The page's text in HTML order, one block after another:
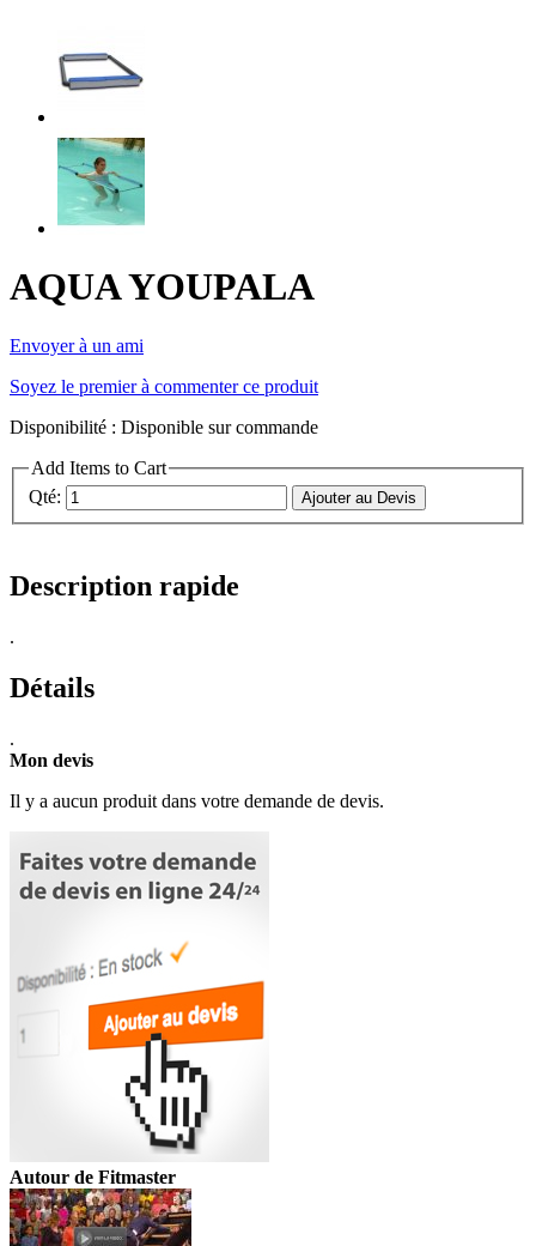
AQUA YOUPALA
Envoyer à un ami
Soyez le premier à commenter ce produit
Disponibilité : Disponible sur commande
Add Items to Cart
Qté:
Ajouter au Devis
Description rapide
.
Détails
.
Mon devis
Il y a aucun produit dans votre demande de devis.
Autour de Fitmaster